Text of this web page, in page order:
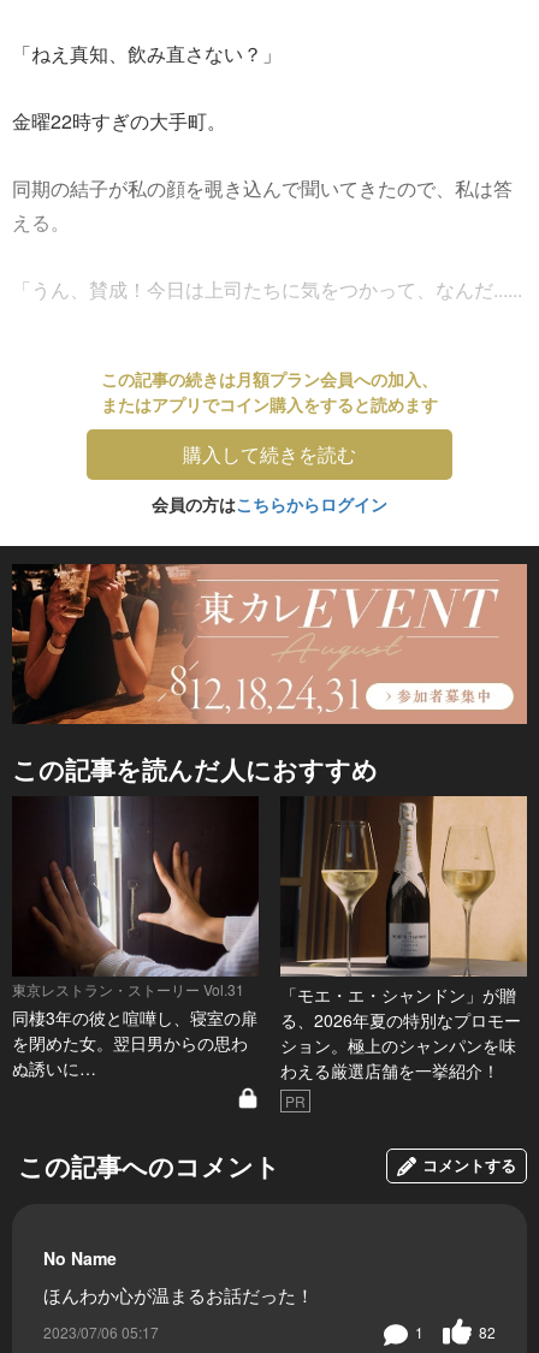
「ねえ真知、飲み直さない？」
金曜22時すぎの大手町。
同期の結子が私の顔を覗き込んで聞いてきたので、私は答
える。
「うん、賛成！今日は上司たちに気をつかって、なんだ......
この記事の続きは月額プラン会員への加入、
またはアプリでコイン購入をすると読めます
購入して続きを読む
会員の方はこちらからログイン
この記事を読んだ人におすすめ
東京レストラン・ストーリー Vol.31
同棲3年の彼と喧嘩し、寝室の扉
を閉めた女。翌日男からの思わ
ぬ誘いに…
「モエ・エ・シャンドン」が贈
る、2026年夏の特別なプロモー
ション。極上のシャンパンを味
わえる厳選店舗を一挙紹介！
PR
この記事へのコメント コメントする
No Name
ほんわか心が温まるお話だった！
2023/07/06 05:17 82
1